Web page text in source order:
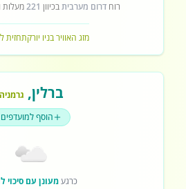
רוחדרום מערביתבכיוון 221מעלות
מזג האוויר בניו יורקתחזית
ברלין, גרמניה
הוסף למועדפים
כרגעמעונן עם סיכוי